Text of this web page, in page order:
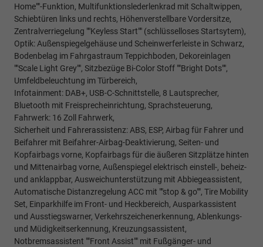
Home""-Funktion, Multifunktionslederlenkrad mit Schaltwippen,
Schiebtüren links und rechts, Höhenverstellbare Vordersitze,
Zentralverriegelung ""Keyless Start"" (schlüsselloses Startsytem),
Optik: Außenspiegelgehäuse und Scheinwerferleiste in Schwarz,
Bodenbelag im Fahrgastraum Teppichboden, Dekoreinlagen
""Scale Light Grey"", Sitzbezüge Bi-Color Stoff ""Bright Dots"",
Umfeldbeleuchtung im Türbereich,
Infotainment: DAB+, USB-C-Schnittstelle, 8 Lautsprecher,
Bluetooth mit Freisprecheinrichtung, Sprachsteuerung,
Fahrwerk: 16 Zoll Fahrwerk,
Sicherheit und Fahrerassistenz: ABS, ESP, Airbag für Fahrer und
Beifahrer mit Beifahrer-Airbag-Deaktivierung, Seiten- und
Kopfairbags vorne, Kopfairbags für die äußeren Sitzplätze hinten
und Mittenairbag vorne, Außenspiegel elektrisch einstell-, beheiz-
und anklappbar, Ausweichunterstützung mit Abbiegeassistent,
Automatische Distanzregelung ACC mit ""stop & go"", Tire Mobility
Set, Einparkhilfe im Front- und Heckbereich, Ausparkassistent
und Ausstiegswarner, Verkehrszeichenerkennung, Ablenkungs-
und Müdigkeitserkennung, Kreuzungsassistent,
Notbremsassistent ""Front Assist"" mit Fußgänger- und